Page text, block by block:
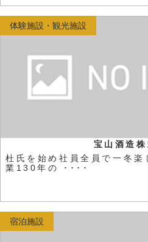
宝山酒造
杜氏を始め社員全員で一冬楽
業130年の ････
体験施設・観光施設
宿泊施設